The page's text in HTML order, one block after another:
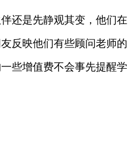
还是先静观其变，他们在
反映他们有些顾问老师的
些增值费不会事先提醒学